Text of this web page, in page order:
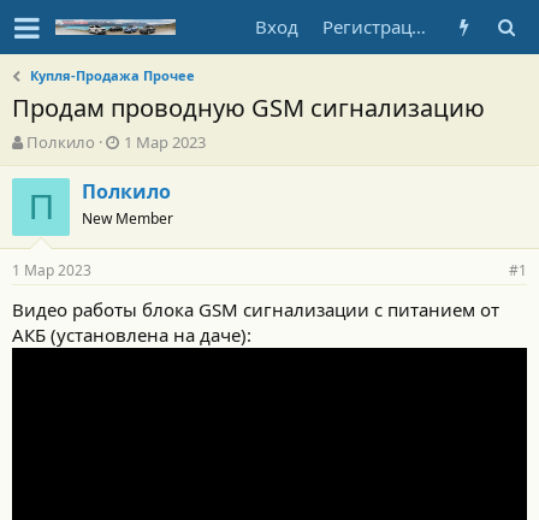
Вход Регистрация
Купля-Продажа Прочее
Продам проводную GSM сигнализацию
А
в
т
о
т
е
м
ы
Полкило
Д
а
т
а
н
а
а
л
а
1 Мар 2023
П Полкило
New Member
1 Мар 2023 #1
Видео работы блока GSM сигнализации с питанием от
АКБ (установлена на даче):